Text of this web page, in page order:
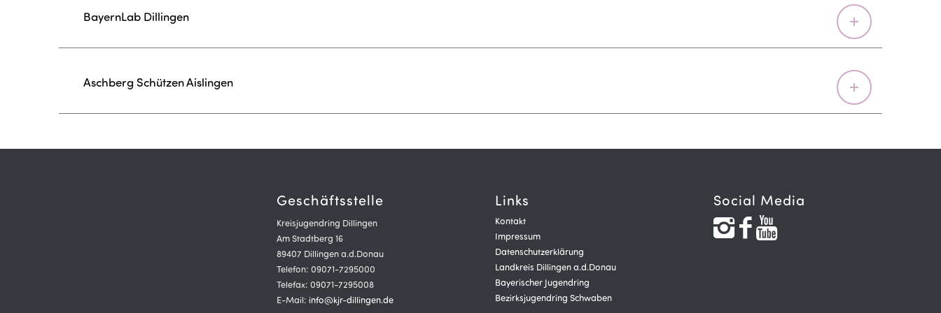
BayernLab Dillingen
Aschberg Schützen Aislingen
Geschäftsstelle
Kreisjugendring Dillingen
Am Stadtberg 16
89407 Dillingen a.d.Donau
Telefon: 09071-7295000
Telefax: 09071-7295008
E-Mail:info@kjr-dillingen.de
Links
Kontakt
Impressum
Datenschutzerklärung
Landkreis Dillingen a.d.Donau
Bayerischer Jugendring
Bezirksjugendring Schwaben
Social Media